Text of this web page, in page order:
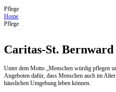
Pflege
Home
Pflege
Caritas-St.
Unter dem Motto „Menschen würdig pflegen
Angeboten dafür, dass Menschen auch im
häuslichen Umgebung leben können.